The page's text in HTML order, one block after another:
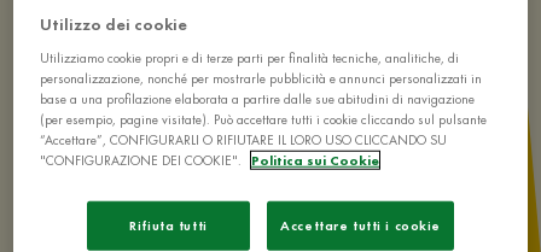
Utilizzo dei cookie
Utilizziamo cookie propri e di terze parti per finalità tecniche, analitiche, di
personalizzazione, nonché per mostrarle pubblicità e annunci personalizzati in
base a una profilazione elaborata a partire dalle sue abitudini di navigazione
(per esempio, pagine visitate). Può accettare tutti i cookie cliccando sul pulsante
“Accettare”, CONFIGURARLI O RIFIUTARE IL LORO USO CLICCANDO SU
"CONFIGURAZIONE DEI COOKIE".
Politica sui Cookie
Rifiuta tutti Accettare tutti i cookie